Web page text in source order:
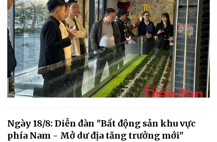
Ngày 18/8: Diễn đàn "Bất động sản khu vực
phía Nam - Mở dư địa tăng trưởng mới"